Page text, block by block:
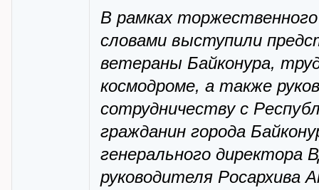
В рамках
словами выступили
ветераны Байконура,
космодроме, а также
сотрудничеству с
гражданин города
генерального
руководителя Росархива